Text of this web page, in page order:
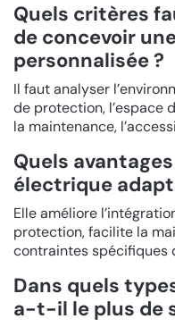
Quels critères
de concevoir
personnalisée ?
Il faut analyser
de protection, l’espace
la maintenance,
Quels
électrique
Elle améliore
protection, facilite la
contraintes spécifiques
Dans quels
a-t-il le plus de